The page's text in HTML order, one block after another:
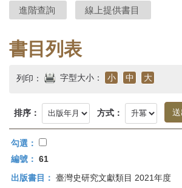
史
研
究
首
頁
進階查詢 線上提供書目
書目列表
列印： 字型大小： 小 中 大
排序： 方式：
勾選：
編號： 61
出版書目： 臺灣史研究文獻類目 2021年度